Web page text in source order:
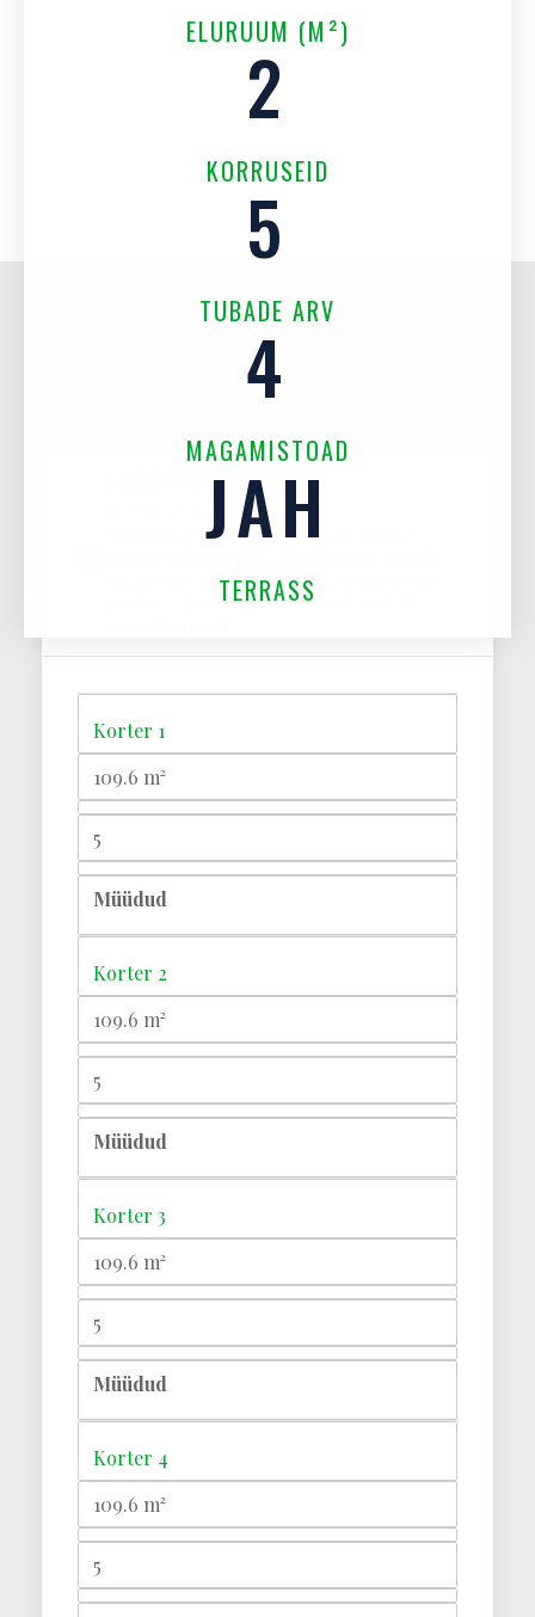
ELURUUM (M²)
2
KORRUSEID
5
TUBADE ARV
4
MAGAMISTOAD
JAH
TERRASS
RIDAELAMU PROJEKT
Niidu tn 30, Raasiku
Ridaelamute arendusprojekt otse Raasiku
staadion ja raamatukogu on mõnesaja meetri
raadiuses. Raudteejaam on linnulennul 580
Korter 1
109.6 m²
5
Müüdud
Korter 2
109.6 m²
5
Müüdud
Korter 3
109.6 m²
5
Müüdud
Korter 4
109.6 m²
5